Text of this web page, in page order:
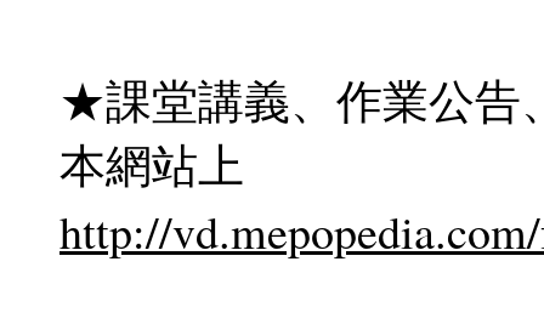
★課堂講義、作業公告
本網站上
http://